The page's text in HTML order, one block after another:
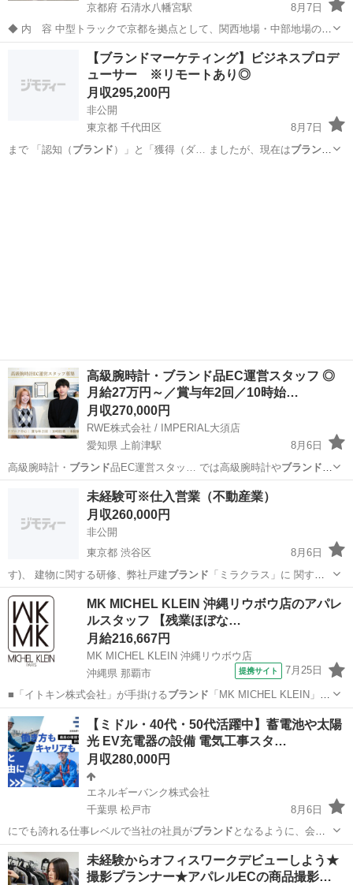
京都府 石清水八幡宮駅
8月7日
◆ 内 容 中型トラックで京都を拠点として、関西地場・中部地場の企
業に配送するお仕事です👍🗾 大手企業のパレット化された荷物やバラ
積みの荷物、リフト積み・リフト卸しの建築資材、家電製品や食品ト
レイ等、様々な荷物を取り扱っ...
石清水八幡宮駅 ドライバー 運転手
【ブランドマーケティング】ビジネスプロデ
ューサー ※リモートあり◎
月収295,200円
非公開
東京都 千代田区
8月7日
まで 「認知（ ブランド ）」と「獲得（ダ… ましたが、現在はブランド
高級腕時計・ブランド品EC運営スタッフ ◎
月給27万円～／賞与年2回／10時始…
月収270,000円
RWE株式会社 / IMPERIAL大須店
愛知県 上前津駅
8月6日
高級腕時計・ ブランド品EC運営スタッ… では高級腕時計やブランド
を扱うWebサ… 、シャネルなどのブランド
バッグを世界中へ… 時計や
品の知識は不要で…
名古屋市 上前津駅 一般事務
未経験可※仕入営業（不動産業）
月収260,000円
非公開
東京都 渋谷区
8月6日
す)、 建物に関する研修、弊社戸建ブランド 「ミラクラス」に 関する
研修など大…
東京 未経験
MK MICHEL KLEIN 沖縄リウボウ店のアパレ
ルスタッフ 【残業ほぼな…
月給216,667円
MK MICHEL KLEIN 沖縄リウボウ店
沖縄県 那覇市
提携サイト 7月25日
■「イトキン株式会社」が手掛けるブランド 「MK MICHEL KLEIN」
…沖縄 那覇市 ファッション
【ミドル・40代・50代活躍中】蓄電池や太陽
光 EV充電器の設備 電気工事スタ…
月収280,000円
エネルギーバンク株式会社
千葉県 松戸市
8月6日
にでも誇れる仕事レベルで当社の社員がブランド となるように、会社
も全面的にバックア…
千葉 松戸市 工場
未経験からオフィスワークデビューしよう★
撮影プランナー★アパレルECの商品撮影…